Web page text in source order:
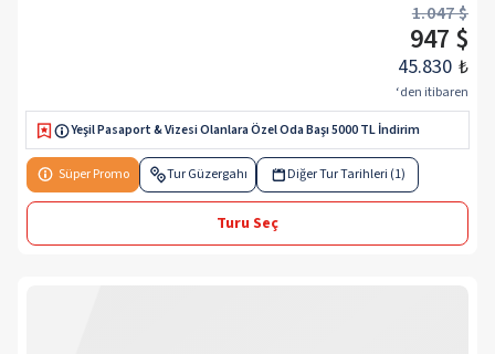
1.047 $
947 $
45.830 ₺
‘den itibaren
Yeşil Pasaport & Vizesi Olanlara Özel Oda Başı 5000 TL İndirim
Süper Promo Tur Güzergahı Diğer Tur Tarihleri (1)
Turu Seç